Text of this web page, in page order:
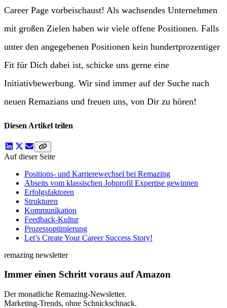
Career Page vorbeischaust! Als wachsendes Unternehmen
mit großen Zielen haben wir viele offene Positionen. Falls
unter den angegebenen Positionen kein hundertprozentiger
Fit für Dich dabei ist, schicke uns gerne eine
Initiativbewerbung. Wir sind immer auf der Suche nach
neuen Remazians und freuen uns, von Dir zu hören!
Diesen Artikel teilen
Auf dieser Seite
Positions- und Karrierewechsel bei Remazing
Abseits vom klassischen Jobprofil Expertise gewinnen
Erfolgsfaktoren
Strukturen
Kommunikation
Feedback-Kultur
Prozessoptimierung
Let’s Create Your Career Success Story!
remazing newsletter
Immer einen Schritt voraus auf Amazon
Der monatliche Remazing-Newsletter.
Marketing-Trends, ohne Schnickschnack.